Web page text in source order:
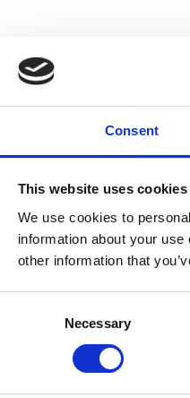
Consent
This website uses cookies
We use cookies to
information about your
other information that
Necessary